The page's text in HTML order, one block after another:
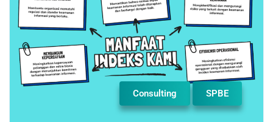
Consulting SPBE